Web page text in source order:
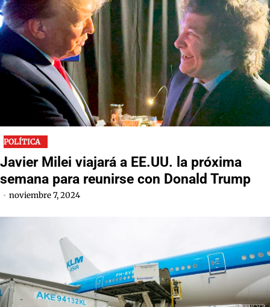
POLÍTICA
Javier Milei viajará a EE.UU. la próxima
semana para reunirse con Donald Trump
noviembre 7, 2024